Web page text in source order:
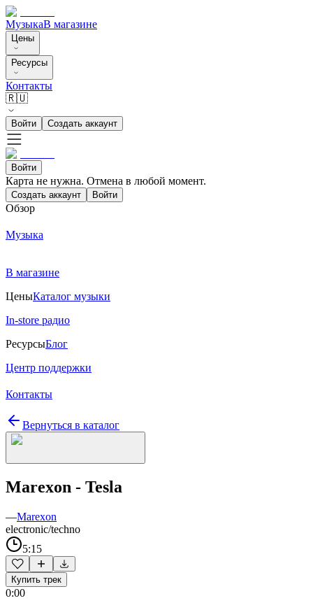
МузыкаВ магазине
Цены
Ресурсы
Контакты
🇷🇺
Войти Создать аккаунт
Войти
Карта не нужна. Отмена в любой момент.
Создать аккаунт Войти
Обзор
Музыка
В магазине
ЦеныКаталог музыки
In-store радио
РесурсыБлог
Центр поддержки
Контакты
Вернуться в каталог
Marexon - Tesla
—Marexon
electronic/techno
5:15
Купить трек
0:00